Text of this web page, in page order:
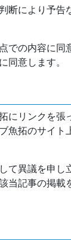
断により予告
での内容に同
同意します。
にリンクを張
魚拓のサイト
て異議を申し
当記事の掲載